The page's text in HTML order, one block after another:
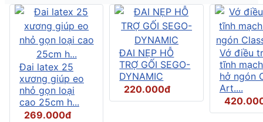
Đai latex 25
xương giúp eo
nhỏ gọn loại
cao 25cm h...
269.000đ
ĐAI NẸP HỖ
TRỢ GỐI SEGO-
DYNAMIC
220.000đ
Vớ điều
tĩnh
hở ngón
Art....